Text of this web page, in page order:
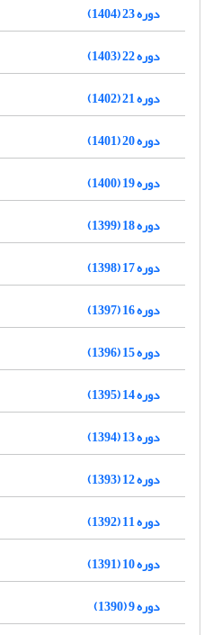
دوره 23 (1404)
دوره 22 (1403)
دوره 21 (1402)
دوره 20 (1401)
دوره 19 (1400)
دوره 18 (1399)
دوره 17 (1398)
دوره 16 (1397)
دوره 15 (1396)
دوره 14 (1395)
دوره 13 (1394)
دوره 12 (1393)
دوره 11 (1392)
دوره 10 (1391)
دوره 9 (1390)